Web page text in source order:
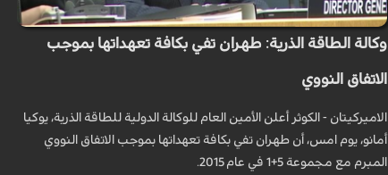
وكالة الطاقة الذرية: طهران تفي بكافة تعهداتها بموجب
الاتفاق النووي
الاميركيتان - الكوثر أعلن الأمين العام للوكالة الدولية للطاقة الذرية، يوكيا
أمانو، يوم امس، أن طهران تفي بكافة تعهداتها بموجب الاتفاق النووي
المبرم مع مجموعة 5+1 في عام 2015.